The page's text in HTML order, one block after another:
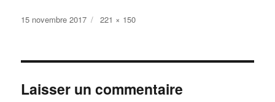
Publié
15 novembre 2017
Taille
221 × 150
Laisser un commentaire